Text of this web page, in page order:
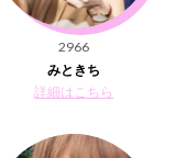
2966
みときち
詳細はこちら